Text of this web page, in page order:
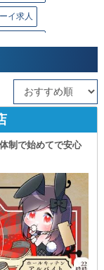
イ求人
イ求人
ーイ求人
ボーイ求人
ーイ求人
ボーイ求人
イ求人
ボーイ求人
イ求人
制で始めてで安心